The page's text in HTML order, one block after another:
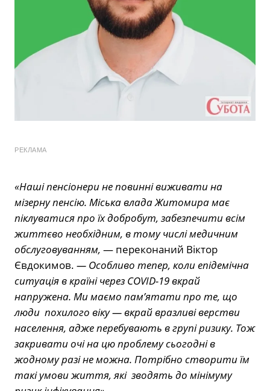
РЕКЛАМА
«Наші пенсіонери не повинні виживати на
мізерну пенсію. Міська влада Житомира має
піклуватися про їх добробут, забезпечити всім
життєво необхідним, в тому числі медичним
обслуговуванням, — переконаний Віктор
Євдокимов. — Особливо тепер, коли епідемічна
ситуація в країні через COVID-19 вкрай
напружена. Ми маємо пам’ятати про те, що
люди похилого віку — вкрай вразливі верстви
населення, адже перебувають в групі ризику. Тож
закривати очі на цю проблему сьогодні в
жодному разі не можна. Потрібно створити їм
такі умови життя, які зводять до мінімуму